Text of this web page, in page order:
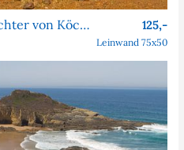
Namibian Sci-Fi – Die Wächter von Köcher Prime 125,-
Leinwand 75x50